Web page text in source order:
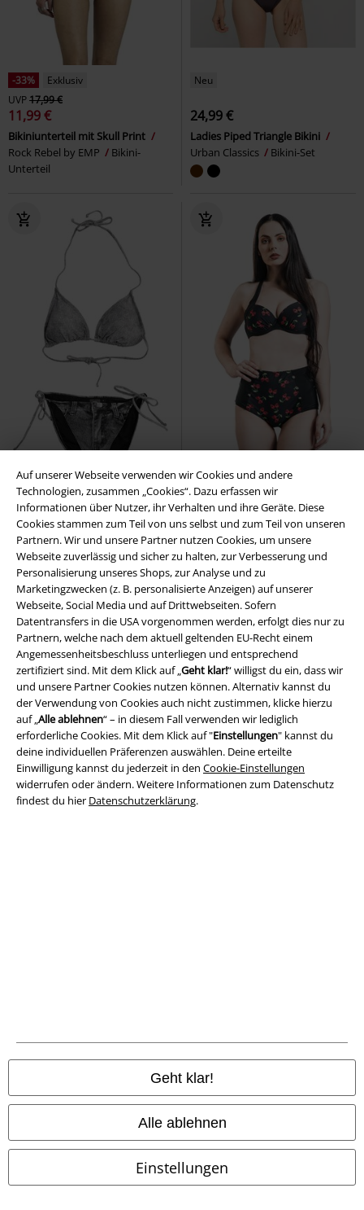
Auf unserer Webseite verwenden wir Cookies und andere
Technologien, zusammen „Cookies“. Dazu erfassen wir
Informationen über Nutzer, ihr Verhalten und ihre Geräte. Diese
Cookies stammen zum Teil von uns selbst und zum Teil von unseren
Partnern. Wir und unsere Partner nutzen Cookies, um unsere
Webseite zuverlässig und sicher zu halten, zur Verbesserung und
Personalisierung unseres Shops, zur Analyse und zu
Marketingzwecken (z. B. personalisierte Anzeigen) auf unserer
Webseite, Social Media und auf Drittwebseiten. Sofern
Datentransfers in die USA vorgenommen werden, erfolgt dies nur zu
Partnern, welche nach dem aktuell geltenden EU-Recht einem
Angemessenheitsbeschluss unterliegen und entsprechend
zertifiziert sind. Mit dem Klick auf „Geht klar!“ willigst du ein, dass wir
und unsere Partner Cookies nutzen können. Alternativ kannst du
der Verwendung von Cookies auch nicht zustimmen, klicke hierzu
auf „Alle ablehnen“ – in diesem Fall verwenden wir lediglich
erforderliche Cookies. Mit dem Klick auf "Einstellungen" kannst du
deine individuellen Präferenzen auswählen. Deine erteilte
Einwilligung kannst du jederzeit in den Cookie-Einstellungen
widerrufen oder ändern. Weitere Informationen zum Datenschutz
findest du hier Datenschutzerklärung.
Geht klar!
Alle ablehnen
Einstellungen
-33%
Exklusiv
UVP17,99 €
11,99 €
Bikiniunterteil mit Skull Print
Rock Rebel by EMP
Bikini-
Unterteil
Neu
24,99 €
Ladies Piped Triangle Bikini
Urban Classics
Bikini-Set
-60%
Exklusiv
UVP 29,99 €
11,99 €
Basic RED by EMP Bikini-Set
Fast ausverkauft
UVP 24,99 €
19,99 €
Schwarzes Bikinioberteil mit
Rockabilly-Print
EMP
Bikini-Oberteil